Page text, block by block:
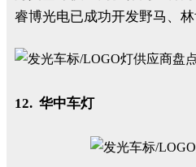
睿博光电已成功开发野马、林
12. 华中车灯